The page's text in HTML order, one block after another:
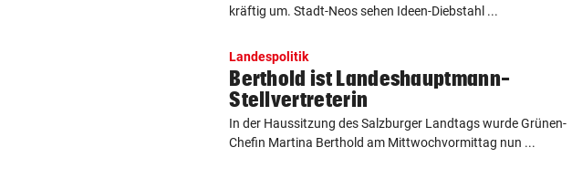
kräftig um. Stadt-Neos sehen Ideen-Diebstahl ...
Landespolitik
Berthold ist Landeshauptmann-
Stellvertreterin
In der Haussitzung des Salzburger Landtags wurde Grünen-
Chefin Martina Berthold am Mittwochvormittag nun ...